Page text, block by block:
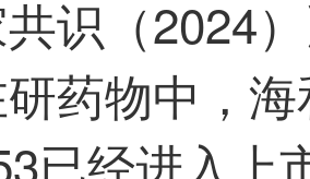
识（2024
药物中，
已经进入上